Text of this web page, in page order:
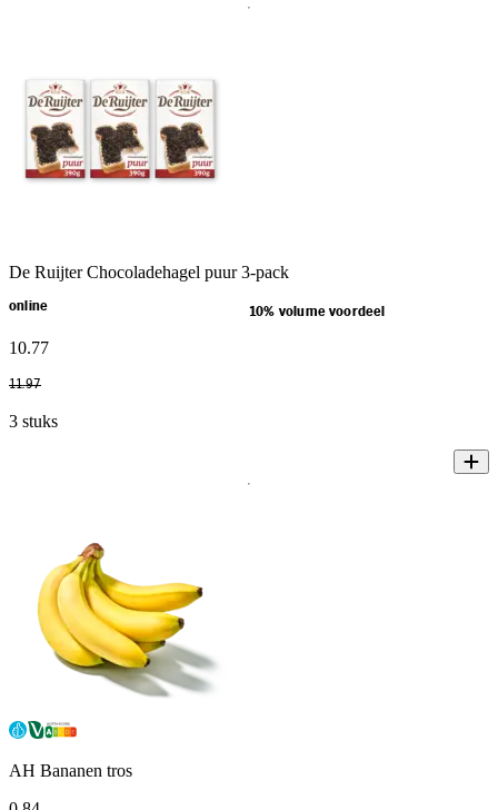
De Ruijter Chocoladehagel puur 3-pack
online 10% volume voordeel
10.77
11.97
3 stuks
AH Bananen tros